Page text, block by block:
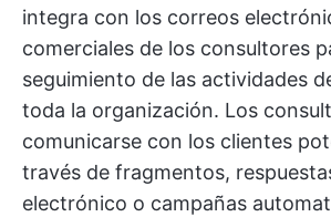
integra con los correos
comerciales de los consultores
seguimiento de las actividades
toda la organización. Los
comunicarse con los clientes
través de fragmentos,
electrónico o campañas